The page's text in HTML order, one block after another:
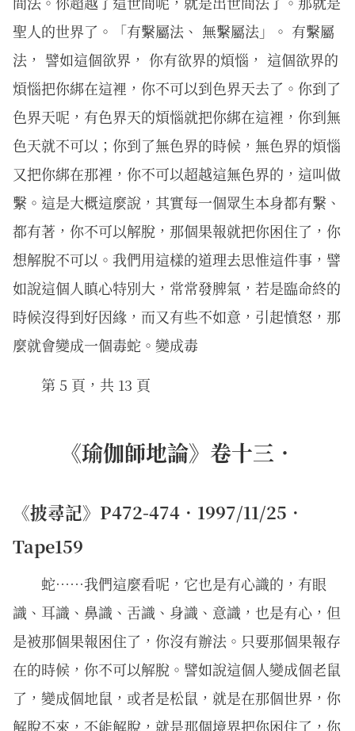
聖人的世界了。「有繫屬法、 無繫屬法」。 有繫屬
法， 譬如這個欲界， 你有欲界的煩惱， 這個欲界的
煩惱把你綁在這裡，你不可以到色界天去了。你到了
色界天呢，有色界天的煩惱就把你綁在這裡，你到無
色天就不可以；你到了無色界的時候，無色界的煩惱
又把你綁在那裡，你不可以超越這無色界的，這叫做
繫。這是大概這麼說，其實每一個眾生本身都有繫、
都有著，你不可以解脫，那個果報就把你困住了，你
想解脫不可以。我們用這樣的道理去思惟這件事，譬
如說這個人瞋心特別大，常常發脾氣，若是臨命終的
時候沒得到好因緣，而又有些不如意，引起憤怒，那
麼就會變成一個毒蛇。變成毒
第 5 頁，共 13 頁
《瑜伽師地論》卷十三．
《披尋記》P472-474．1997/11/25．
Tape159
蛇……我們這麼看呢，它也是有心識的，有眼
識、耳識、鼻識、舌識、身識、意識，也是有心，但
是被那個果報困住了，你沒有辦法。只要那個果報存
在的時候，你不可以解脫。譬如說這個人變成個老鼠
了，變成個地鼠，或者是松鼠，就是在那個世界，你
解脫不來，不能解脫，就是那個境界把你困住了，你